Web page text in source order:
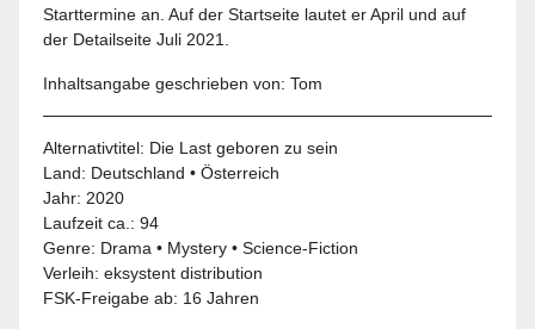
Starttermine an. Auf der Startseite lautet er April und auf
der Detailseite Juli 2021.
Inhaltsangabe geschrieben von: Tom
Alternativtitel: Die Last geboren zu sein
Land: Deutschland •Österreich
Jahr: 2020
Laufzeit ca.: 94
Genre: Drama • Mystery •Science-Fiction
Verleih:eksystent distribution
FSK-Freigabe ab: 16 Jahren